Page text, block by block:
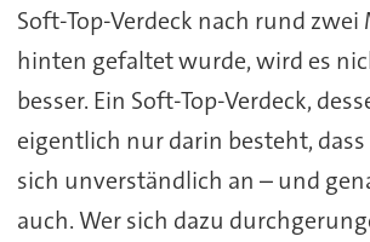
Soft-Top-Verdeck nach rund
hinten gefaltet wurde, wird es
besser. Ein Soft-Top-Verdeck,
eigentlich nur darin besteht, dass
sich unverständlich an – und
auch. Wer sich dazu